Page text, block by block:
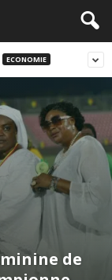
ECONOMIE
de